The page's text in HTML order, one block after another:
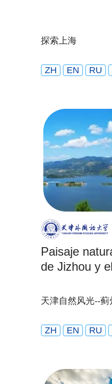
探索上海
ZH EN RU
Paisaje
de Jizhou y
天津自然风光--蓟
ZH EN RU